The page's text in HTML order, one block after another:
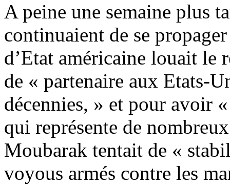
A peine une semaine plus
continuaient de se
d’Etat américaine louait
de « partenaire aux Etats-
décennies, » et pour avoir
qui représente de
Moubarak tentait de «
voyous armés contre les